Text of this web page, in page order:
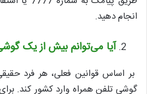
انجام دهید.
آیا می‌توانم بیش از یک
بر اساس قوانین فعلی، هر فرد
گوشی تلفن همراه وارد کشور کند.